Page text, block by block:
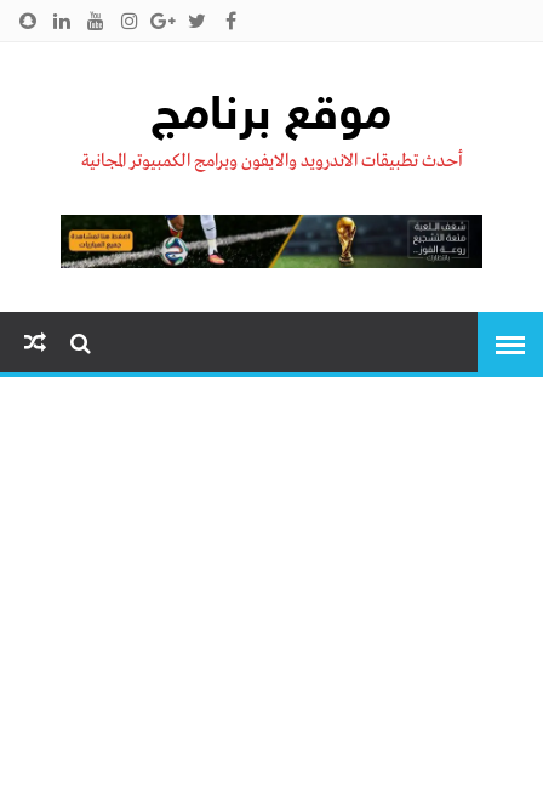
موقع برنامج
أحدث تطبيقات الاندرويد والايفون وبرامج الكمبيوتر المجانية